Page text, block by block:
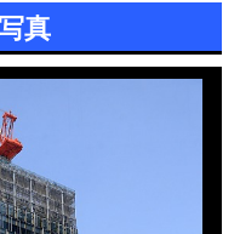
真